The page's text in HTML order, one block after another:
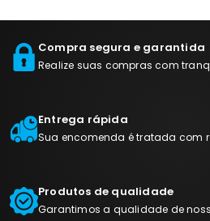
Compra segura e garantida
Realize suas compras com
Entrega rápida
Sua encomenda é tratada com
Produtos de qualidade
Garantimos a qualidade de